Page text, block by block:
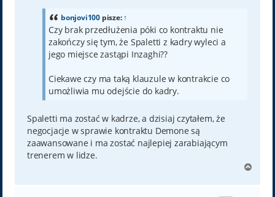
bonjovi100pisze:↑
Czy brak przedłużenia póki co kontraktu nie
zakończy się tym, że Spaletti z kadry wyleci a
jego miejsce zastąpi Inzaghi??
Ciekawe czy ma taką klauzule w kontrakcie co
umożliwia mu odejście do kadry.
Spaletti ma zostać w kadrze, a dzisiaj czytałem, że
negocjacje w sprawie kontraktu Demone są
zaawansowane i ma zostać najlepiej zarabiającym
trenerem w lidze.
g